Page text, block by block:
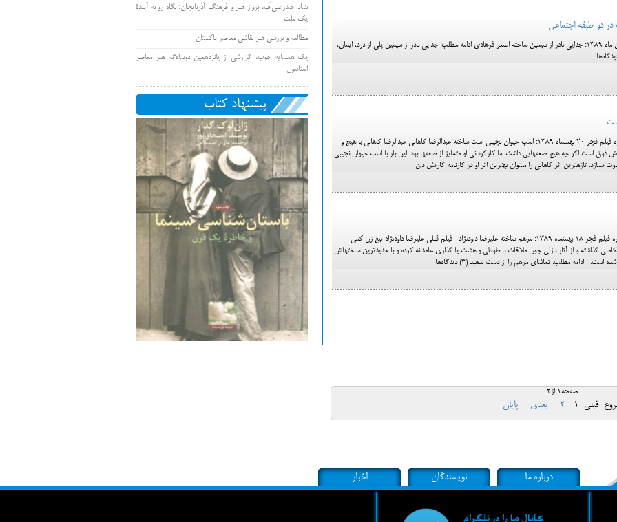
در دو طبقه اجتماعی
هفتمین روز جشنواره فیلم فجر 22 بهمن ماه 1389: جدایی نادر از سیمین ساخته اصغر فرهادی ادامه مطلب: جدایی نادر از سیمین پلی از درد، ایمان،
مجید رحیمی جعفری – روز پنجم جشنواره فیلم فجر 20 بهمن‎ماه 1389: اسب حیوان نجیبی است ساخته عبدالرضا کاهانی عبدالرضا کاهانی با هیچ و
آثار قبلیش نشان داده است کارگردانی خوش ذوق است اگر چه هیچ ضعف‎هایی داشت اما کارگردانی او متمایز از ضعف‎ها بود. این بار با اسب حیوان نجیبی
مجید رحیمی جعفری – روز سوم جشنواره فیلم فجر 18 بهمن‎ماه 1389: مرهم ساخته علیرضا داودنژاد فیلم قبلی علیرضا داودنژاد تیغ زن کمی
امیدوارم کرده بود که او پای در یک سیر تکاملی گذاشته و از آثار نازلی چون ملاقات با طوطی و هشت پا گذاری عامدانه کرده و با جدیدترین ساخته‎اش
ادامه مطلب: تماشای مرهم را از دست ندهید (3) دیدگاه‌ها
صفحه1 از2
قبلی 1
2 بعدی پایان
بنیاد حیدرعلی‌اُف، پرواز هنر و فرهنگ آذربایجان؛ نگاه رو به آیندۀ
یک ملت
مطالعه و بررسی هنر نقاشی معاصر پاکستان
یک همسایه خوب، گزارشی از پانزدهمین دوسالانه هنر معاصر
استانبول
پیشنهاد کتاب
درباره ما نویسندگان اخبار